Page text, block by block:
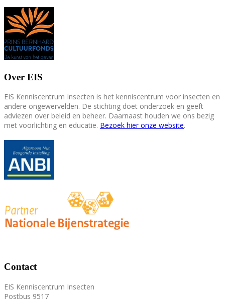
Over EIS
EIS Kenniscentrum Insecten is het kenniscentrum voor insecten en
andere ongewervelden. De stichting doet onderzoek en geeft
adviezen over beleid en beheer. Daarnaast houden we ons bezig
met voorlichting en educatie. Bezoek hier onze website.
Contact
EIS Kenniscentrum Insecten
Postbus 9517